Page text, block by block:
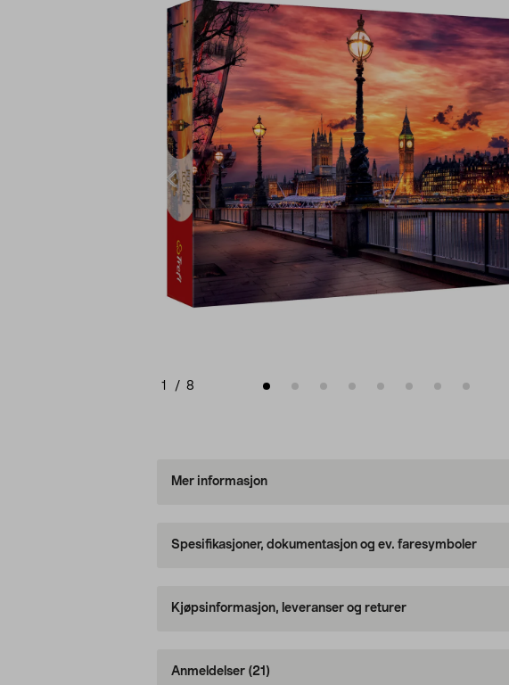
1 / 8
Mer informasjon
Spesifikasjoner, dokumentasjon og ev. faresymboler
Kjøpsinformasjon, leveranser og returer
Anmeldelser (21)